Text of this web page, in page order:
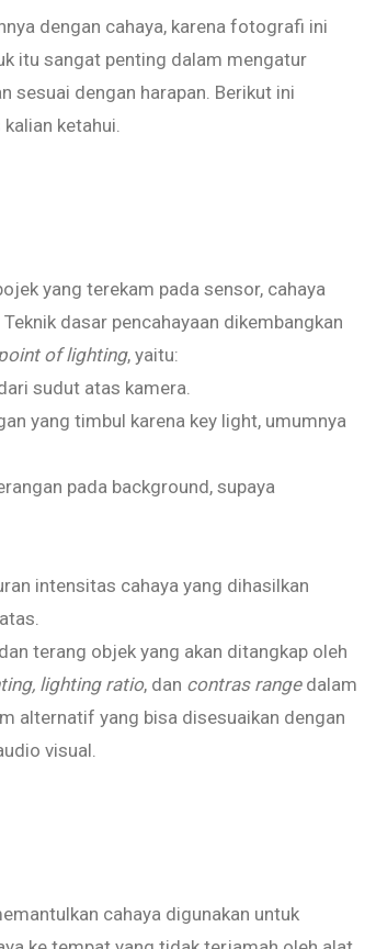
dengan cahaya, karena fotografi ini
itu sangat penting dalam mengatur
sesuai dengan harapan. Berikut ini
ketahui.
yang terekam pada sensor, cahaya
dasar pencahayaan dikembangkan
of lighting, yaitu:
sudut atas kamera.
yang timbul karena key light, umumnya
pada background, supaya
intensitas cahaya yang dihasilkan
terang objek yang akan ditangkap oleh
lighting ratio, dan contras rangedalam
alternatif yang bisa disesuaikan dengan
visual.
cahaya digunakan untuk